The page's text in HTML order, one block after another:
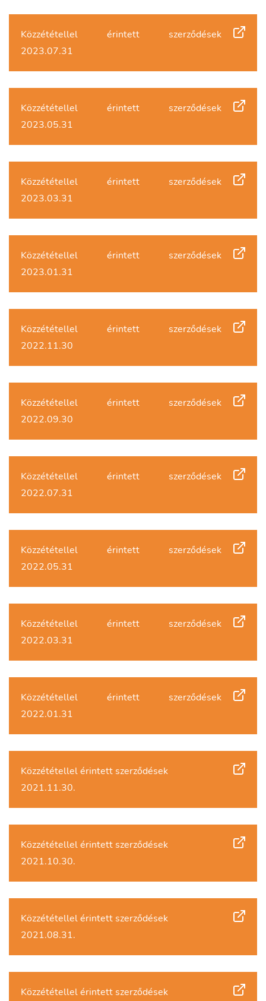
Közzététellel érintett szerződések
2023.07.31
Közzététellel érintett szerződések
2023.05.31
Közzététellel érintett szerződések
2023.03.31
Közzététellel érintett szerződések
2023.01.31
Közzététellel érintett szerződések
2022.11.30
Közzététellel érintett szerződések
2022.09.30
Közzététellel érintett szerződések
2022.07.31
Közzététellel érintett szerződések
2022.05.31
Közzététellel érintett szerződések
2022.03.31
Közzététellel érintett szerződések
2022.01.31
Közzététellel érintett szerződések
2021.11.30.
Közzététellel érintett szerződések
2021.10.30.
Közzététellel érintett szerződések
2021.08.31.
Közzététellel érintett szerződések